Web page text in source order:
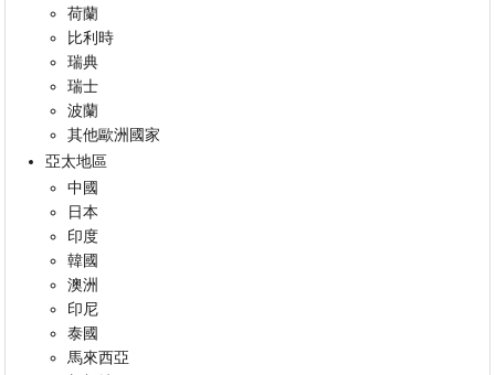
荷蘭
比利時
瑞典
瑞士
波蘭
其他歐洲國家
亞太地區
中國
日本
印度
韓國
澳洲
印尼
泰國
馬來西亞